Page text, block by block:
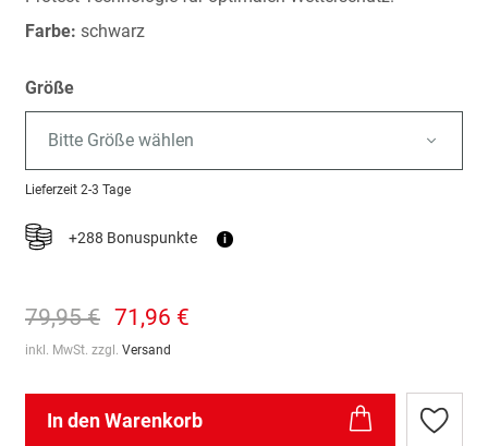
Farbe: schwarz
Größe
Bitte Größe wählen
Lieferzeit 2-3 Tage
+288 Bonuspunkte i
79,95 € 71,96 €
inkl. MwSt. zzgl. Versand
In den Warenkorb
Zur